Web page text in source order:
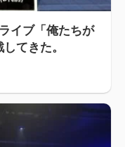
イブ「俺たちが
てきた。